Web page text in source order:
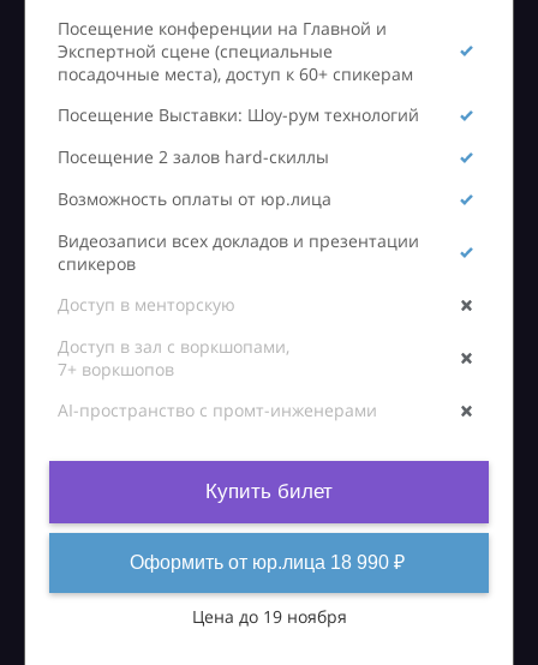
Посещение конференции на Главной и
Экспертной сцене (специальные
посадочные места), доступ к 60+ спикерам
Посещение Выставки: Шоу-рум технологий
Посещение 2 залов hard-скиллы
Возможность оплаты от юр.лица
Видеозаписи всех докладов и презентации
спикеров
Доступ в менторскую
Доступ в зал с воркшопами,
7+ воркшопов
AI-пространство с промт-инженерами
Купить билет
Оформить от юр.лица 18 990 ₽
Цена до 19 ноября